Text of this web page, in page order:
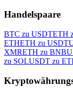
Handelspaare
BTC zu USDTETH
ETHETH zu USDT
XMRETH zu BNB
zu SOLUSDT zu